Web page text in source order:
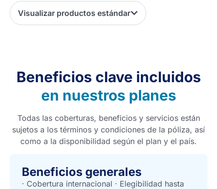
Visualizar productos estándar
Beneficios clave incluidos
en nuestros planes
Todas las coberturas, beneficios y servicios están
sujetos a los términos y condiciones de la póliza, así
como a la disponibilidad según el plan y el país.
Beneficios generales
· Cobertura internacional · Elegibilidad hasta